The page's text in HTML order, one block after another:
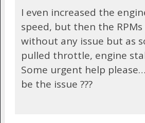
I even increased the
speed, but then the RPMs
without any issue but as
pulled throttle, engine
Some urgent help
be the issue ???